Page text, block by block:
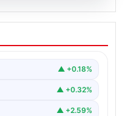
Soruşturma
Mutlu
tarafından
Etimesgut
▲ +0.18%
▲ +0.32%
▲ +2.59%